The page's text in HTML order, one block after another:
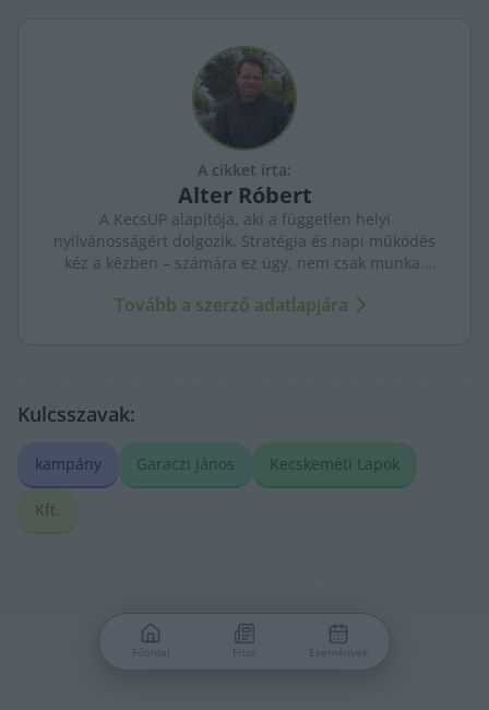
A cikket írta:
Alter Róbert
A KecsUP alapítója, aki a független helyi
nyilvánosságért dolgozik. Stratégia és napi működés
kéz a kézben – számára ez ügy, nem csak munka.
erős helyi média.
Tovább a szerző adatlapjára
Kulcsszavak:
kampány Garaczi János Kecskeméti Lapok
Kft.
Főoldal Friss Események